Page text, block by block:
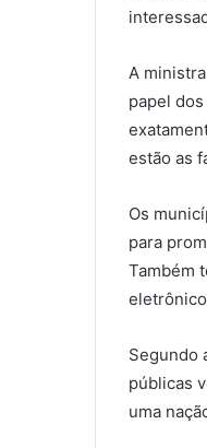
A
papel
estão as
Os
para
Também
Segundo
públicas
uma